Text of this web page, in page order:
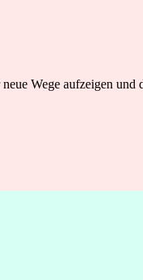
Wege aufzeigen und